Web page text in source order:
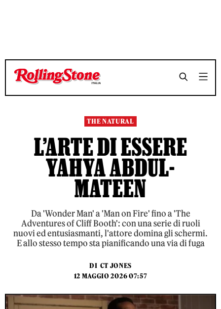
TEMPO DI LETTURA 10 MINUTI SHARE
TEMPO DI LETTURA 10 MINUTI SHARE
THE NATURAL
L’ARTE DI ESSERE
YAHYA ABDUL-
MATEEN
Da 'Wonder Man' a 'Man on Fire' fino a 'The
Adventures of Cliff Booth': con una serie di ruoli
nuovi ed entusiasmanti, l'attore domina gli schermi.
E allo stesso tempo sta pianificando una via di fuga
DI CT JONES
12 MAGGIO 2026 07:57